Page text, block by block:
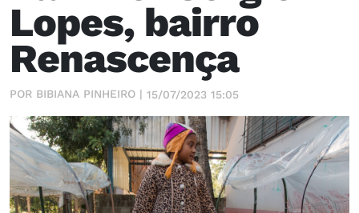
Lopes, bairro
Renascença
POR BIBIANA PINHEIRO | 15/07/2023 15:05